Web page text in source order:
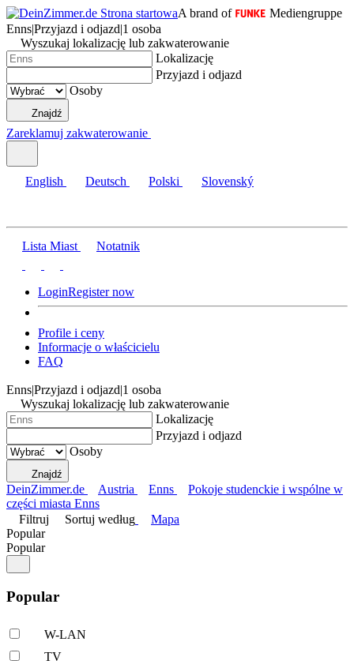
A brand of
Mediengruppe
Enns|Przyjazd i odjazd|1 osoba
Wyszukaj lokalizację lub zakwaterowanie
Lokalizację
Przyjazd i odjazd
Osoby
Znajdź
Zareklamuj zakwaterowanie
English Deutsch Polski Slovenský
Lista Miast Notatnik
LoginRegister now
Profile i ceny
Informacje o właścicielu
FAQ
Enns|Przyjazd i odjazd|1 osoba
Wyszukaj lokalizację lub zakwaterowanie
Lokalizację
Przyjazd i odjazd
Osoby
Znajdź
DeinZimmer.de Austria Enns
Pokoje studenckie i wspólne w
części miasta Enns
Filtruj
Sortuj według
Mapa
Popular
Popular
Popular
W-LAN
TV